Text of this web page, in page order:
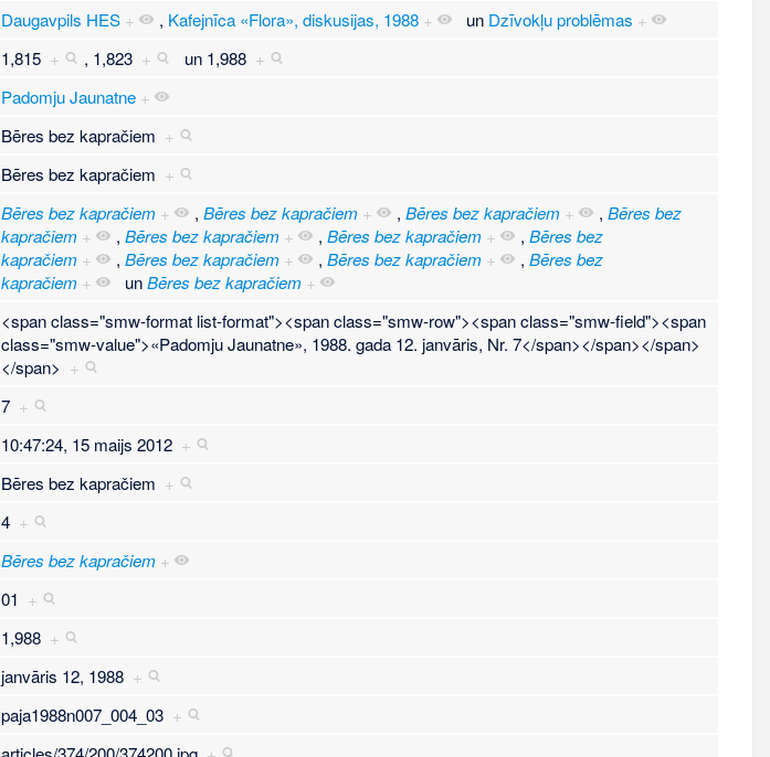
Daugavpils HES + , Kafejnīca «Flora», diskusijas, 1988 + un Dzīvokļu problēmas +
1,815 + , 1,823 + un 1,988 +
Padomju Jaunatne +
Bēres bez kapračiem +
Bēres bez kapračiem +
Bēres bez kapračiem + , Bēres bez kapračiem + , Bēres bez kapračiem + , Bēres bez
kapračiem + , Bēres bez kapračiem + , Bēres bez kapračiem + , Bēres bez
kapračiem + , Bēres bez kapračiem + , Bēres bez kapračiem + , Bēres bez
kapračiem + unBēres bez kapračiem +
<span class="smw-format list-format"><span class="smw-row"><span class="smw-field"><span
class="smw-value">«Padomju Jaunatne», 1988. gada 12. janvāris, Nr. 7</span></span></span>
</span> +
7 +
10:47:24, 15 maijs 2012 +
Bēres bez kapračiem +
4 +
Bēres bez kapračiem +
01 +
1,988 +
janvāris 12, 1988 +
paja1988n007_004_03 +